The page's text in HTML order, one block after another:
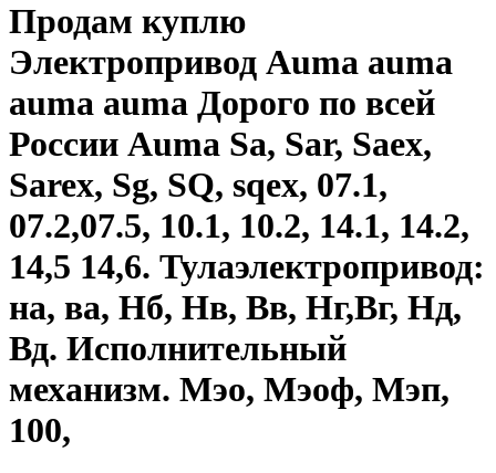
Продам куплю
Электропривод Auma auma
auma auma Дорого по всей
России Auma Sa, Sar, Saex,
Sarex, Sg, SQ, sqex, 07.1,
07.2,07.5, 10.1, 10.2, 14.1, 14.2,
14,5 14,6. Тулаэлектропривод:
на, ва, Нб, Нв, Вв, Нг,Вг, Нд,
Вд. Исполнительный
механизм. Мэо, Мэоф, Мэп,
100,